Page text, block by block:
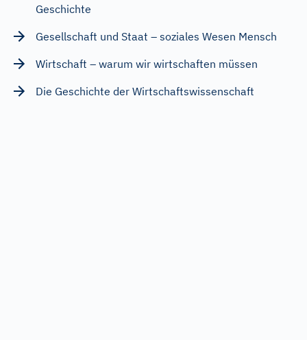
Geschichte
Gesellschaft und Staat – soziales Wesen Mensch
Wirtschaft – warum wir wirtschaften müssen
Die Geschichte der Wirtschaftswissenschaft